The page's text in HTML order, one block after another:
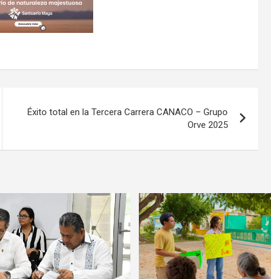
Éxito total en la Tercera Carrera CANACO – Grupo
Orve 2025